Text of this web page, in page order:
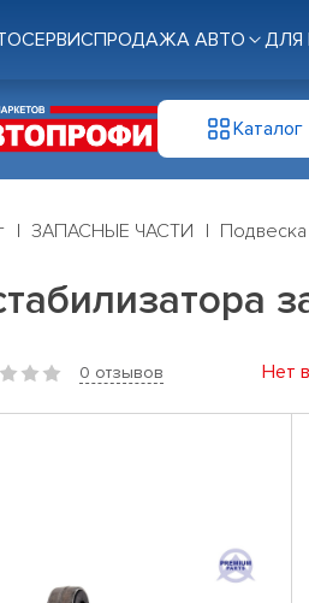
ПРОДАЖА АВТО ДЛЯ
Каталог
ЗАПАСНЫЕ ЧАСТИ Подвеска
0 отзывов Нет